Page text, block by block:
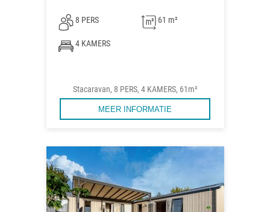
8 PERS 61 m²
4 KAMERS
Stacaravan, 8 PERS, 4 KAMERS, 61m²
MEER INFORMATIE